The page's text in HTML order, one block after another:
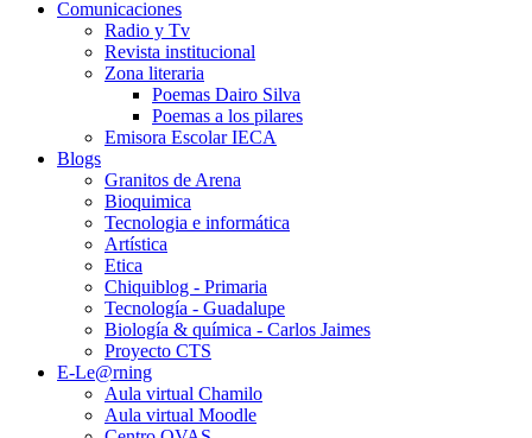
Comunicaciones
Radio y Tv
Revista institucional
Zona literaria
Poemas Dairo Silva
Poemas a los pilares
Emisora Escolar IECA
Blogs
Granitos de Arena
Bioquimica
Tecnologia e informática
Artística
Etica
Chiquiblog - Primaria
Tecnología - Guadalupe
Biología & química - Carlos Jaimes
Proyecto CTS
E-Le@rning
Aula virtual Chamilo
Aula virtual Moodle